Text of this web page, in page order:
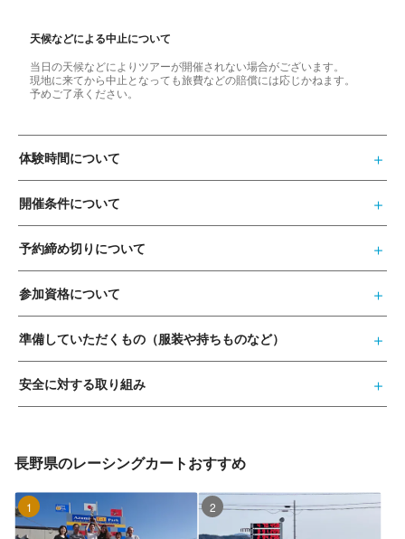
天候などによる中止について
当日の天候などによりツアーが開催されない場合がございます。
現地に来てから中止となっても旅費などの賠償には応じかねます。
予めご了承ください。
体験時間について
開催条件について
予約締め切りについて
参加資格について
準備していただくもの（服装や持ちものなど）
安全に対する取り組み
長野県のレーシングカートおすすめ
1位 2位